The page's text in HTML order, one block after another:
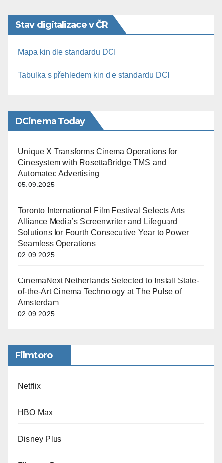
Stav digitalizace v ČR
Mapa kin dle standardu DCI
Tabulka s přehledem kin dle standardu DCI
DCinema Today
Unique X Transforms Cinema Operations for
Cinesystem with RosettaBridge TMS and
Automated Advertising
05.09.2025
Toronto International Film Festival Selects Arts
Alliance Media’s Screenwriter and Lifeguard
Solutions for Fourth Consecutive Year to Power
Seamless Operations
02.09.2025
CinemaNext Netherlands Selected to Install State-
of-the-Art Cinema Technology at The Pulse of
Amsterdam
02.09.2025
Filmtoro
Netflix
HBO Max
Disney Plus